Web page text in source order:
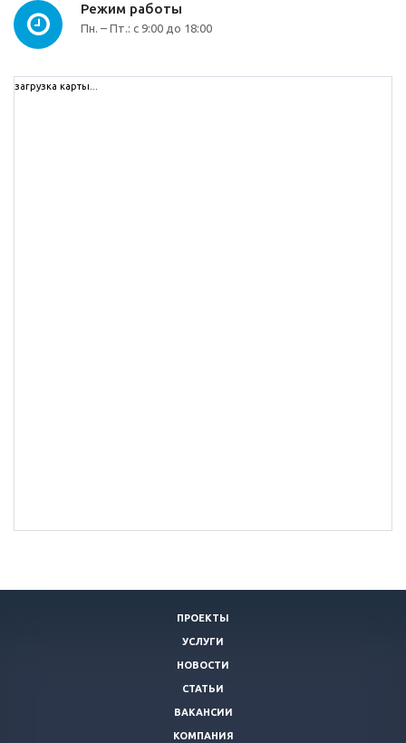
Режим работы
Пн. – Пт.: с 9:00 до 18:00
загрузка карты...
ПРОЕКТЫ
УСЛУГИ
НОВОСТИ
СТАТЬИ
ВАКАНСИИ
КОМПАНИЯ